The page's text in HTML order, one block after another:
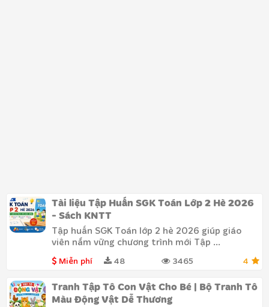
Tài liệu Tập Huấn SGK Toán Lớp 2 Hè 2026
- Sách KNTT
Tập huấn SGK Toán lớp 2 hè 2026 giúp giáo
viên nắm vững chương trình mới Tập ...
Miễn phí 48 3465 4
Tranh Tập Tô Con Vật Cho Bé | Bộ Tranh Tô
Màu Động Vật Dễ Thương